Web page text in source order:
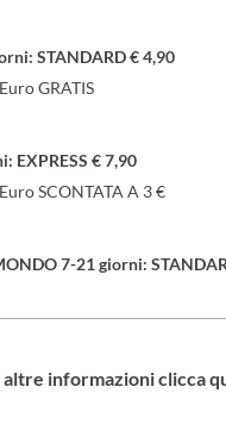
STANDARD € 4,90
GRATIS
EXPRESS € 7,90
SCONTATA A 3 €
7-21 giorni:
altre informazioni clicca